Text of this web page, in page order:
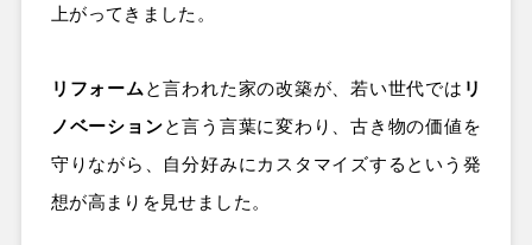
上がってきました。
リフォーム と言われた家の改築が、若い世代では リ
ノベーションと言う言葉に変わり、古き物の価値を
守りながら、自分好みにカスタマイズするという発
想が高まりを見せました。